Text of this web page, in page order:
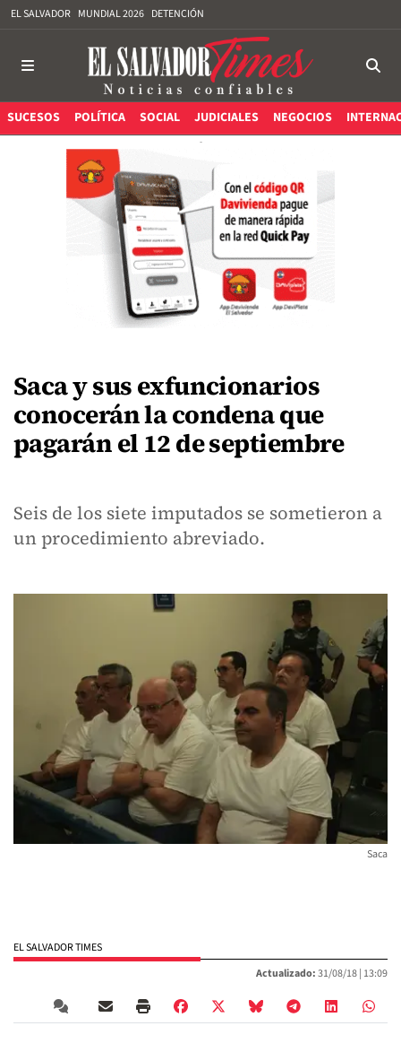
EL SALVADOR MUNDIAL 2026 DETENCIÓN
SUCESOS POLÍTICA SOCIAL JUDICIALES NEGOCIOS
Saca y sus exfuncionarios
conocerán la condena que
pagarán el 12 de septiembre
Seis de los siete imputados se sometieron a
un procedimiento abreviado.
Saca
EL SALVADOR TIMES
Actualizado:31/08/18 | 13:09